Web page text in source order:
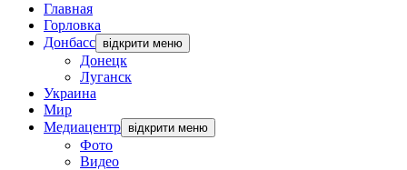
Главная
Горловка
Донбасс відкрити меню
Донецк
Луганск
Украина
Мир
Медиацентр відкрити меню
Фото
Видео